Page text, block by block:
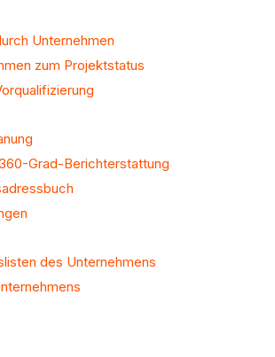
Unternehmen
zum Projektstatus
Grad-Berichterstattung
des Unternehmens